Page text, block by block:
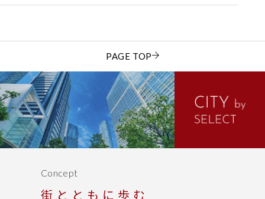
PAGE TOP
Concept
街とともに歩む